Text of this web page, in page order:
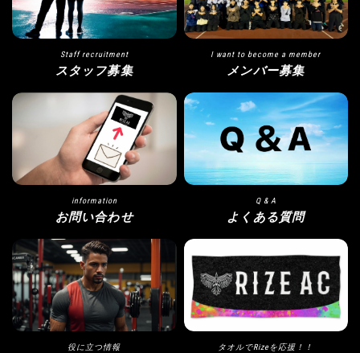
Staff recruitment
スタッフ募集
I want to become a member
メンバー募集
information
お問い合わせ
Q & A
よくある質問
役に立つ情報 タオルでRizeを応援！！